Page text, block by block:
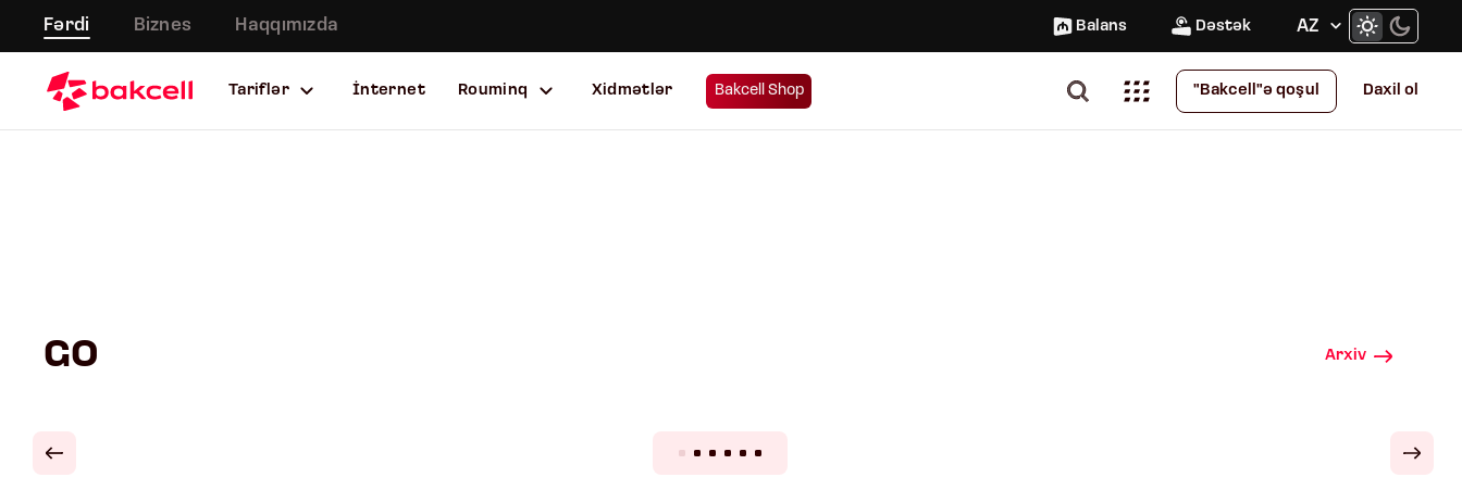
Fərdi Biznes Haqqımızda Balans Dəstək AZ
Tariflər İnternet Rouminq Xidmətlər Bakcell Shop "Bakcell"ə qoşul Daxil ol
GO Arxiv